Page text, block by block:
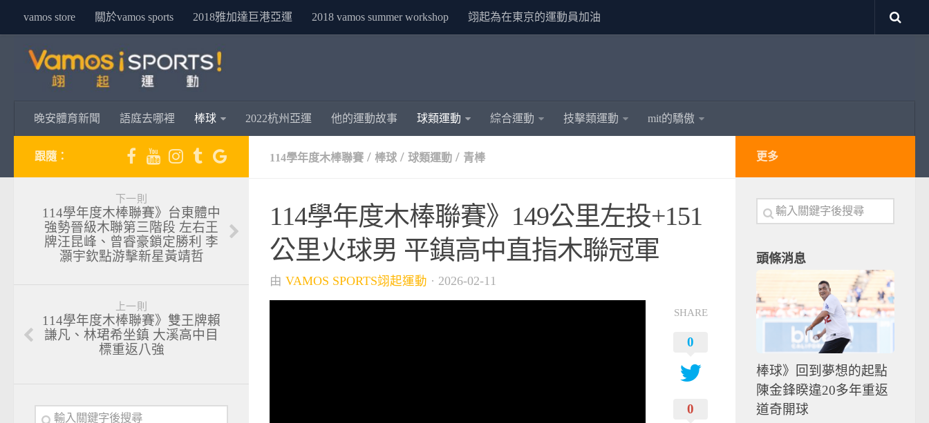
vamos store 關於vamos sports 2018雅加達巨港亞運 2018 vamos summer workshop 翊起為在東京的運動員加油
晚安體育新聞 語庭去哪裡 棒球 2022杭州亞運 他的運動故事 球類運動 綜合運動 技擊類運動 mit的驕傲
114學年度木棒聯賽 / 棒球 / 球類運動 / 青棒
114學年度木棒聯賽》149公里左投+151
公里火球男 平鎮高中直指木聯冠軍
由 VAMOS SPORTS翊起運動 · 2026-02-11
SHARE
0
0
跟隨：
下一則
114學年度木棒聯賽》台東體中
強勢晉級木聯第三階段 左右王
牌汪昆峰、曾睿豪鎖定勝利 李
灝宇欽點游擊新星黃靖哲
上一則
114學年度木棒聯賽》雙王牌賴
謙凡、林珺希坐鎮 大溪高中目
標重返八強
更多
頭條消息
棒球》回到夢想的起點
陳金鋒睽違20多年重返
道奇開球